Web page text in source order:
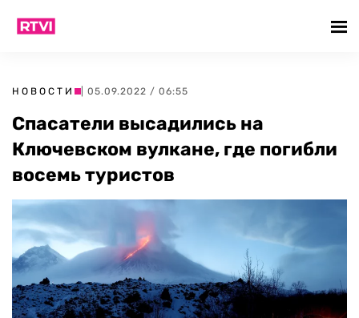
НОВОСТИ | 05.09.2022 / 06:55
Спасатели высадились на
Ключевском вулкане, где погибли
восемь туристов